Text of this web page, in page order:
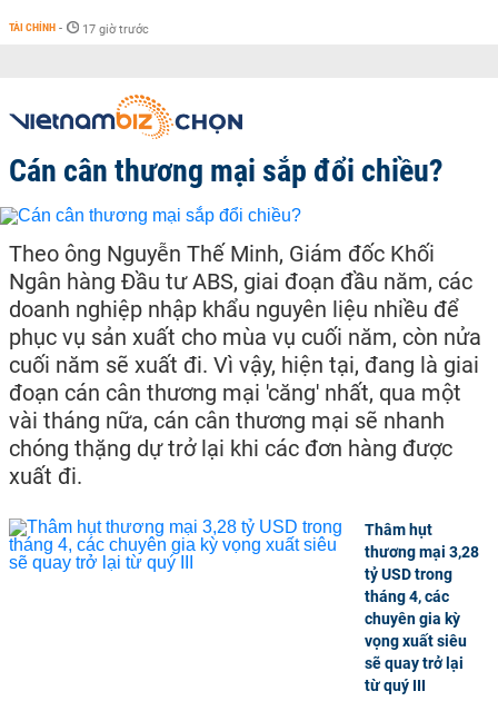
TÀI CHÍNH - 17 giờ trước
Cán cân thương mại sắp đổi chiều?
Theo ông Nguyễn Thế Minh, Giám đốc Khối
Ngân hàng Đầu tư ABS, giai đoạn đầu năm, các
doanh nghiệp nhập khẩu nguyên liệu nhiều để
phục vụ sản xuất cho mùa vụ cuối năm, còn nửa
cuối năm sẽ xuất đi. Vì vậy, hiện tại, đang là giai
đoạn cán cân thương mại 'căng' nhất, qua một
vài tháng nữa, cán cân thương mại sẽ nhanh
chóng thặng dự trở lại khi các đơn hàng được
xuất đi.
Thâm hụt
thương mại 3,28
tỷ USD trong
tháng 4, các
chuyên gia kỳ
vọng xuất siêu
sẽ quay trở lại
từ quý III